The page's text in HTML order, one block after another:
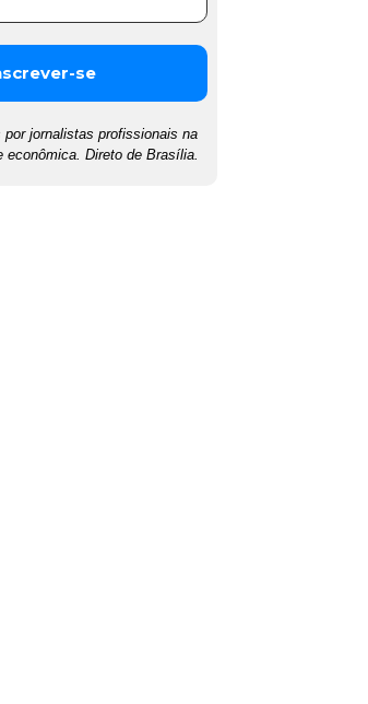
por jornalistas profissionais na
econômica. Direto de Brasília.